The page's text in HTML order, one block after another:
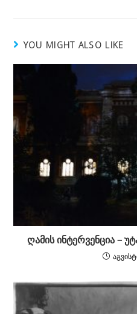
YOU MIGHT ALSO LIKE
ღამის ინტერვენცია –